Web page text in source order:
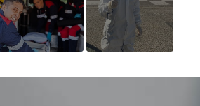
D’UN 19